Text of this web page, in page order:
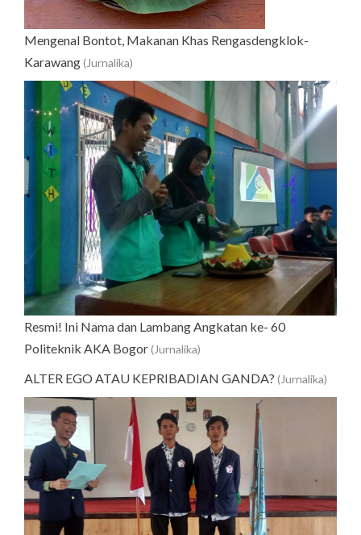
Mengenal Bontot, Makanan Khas Rengasdengklok-
Karawang(Jurnalika)
Resmi! Ini Nama dan Lambang Angkatan ke- 60
Politeknik AKA Bogor(Jurnalika)
ALTER EGO ATAU KEPRIBADIAN GANDA? (Jurnalika)